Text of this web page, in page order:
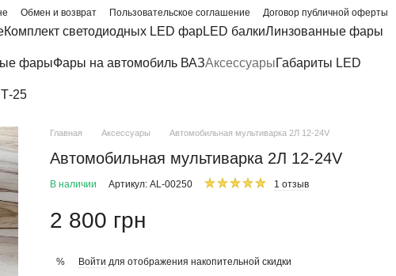
Обмен и возврат Пользовательское соглашение
Договор публичной оферты
Комплект светодиодных LED фарLED балкиЛинзованные фары
фарыФары на автомобиль ВАЗАксессуарыГабариты LED
25
Главная Аксессуары Автомобильная мультиварка 2Л 12-24V
Автомобильная мультиварка 2Л 12-24V
В наличии Артикул: AL-00250 1 отзыв
2 800 грн
% Войти для отображения накопительной скидки